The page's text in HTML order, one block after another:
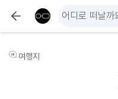
여행지